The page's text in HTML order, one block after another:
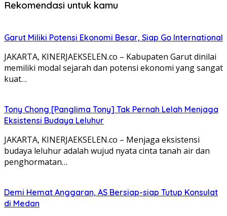
Rekomendasi untuk kamu
Garut Miliki Potensi Ekonomi Besar, Siap Go International
JAKARTA, KINERJAEKSELEN.co – Kabupaten Garut dinilai
memiliki modal sejarah dan potensi ekonomi yang sangat
kuat…
Tony Chong [Panglima Tony] Tak Pernah Lelah Menjaga
Eksistensi Budaya Leluhur
JAKARTA, KINERJAEKSELEN.co – Menjaga eksistensi
budaya leluhur adalah wujud nyata cinta tanah air dan
penghormatan…
Demi Hemat Anggaran, AS Bersiap-siap Tutup Konsulat
di Medan